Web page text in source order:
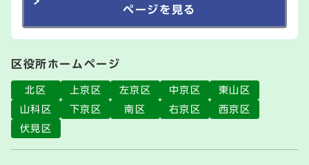
ページを見る
区役所ホームページ
北区 上京区 左京区 中京区
東山区
山科区
下京区 南区 右京区
西京区
伏見区